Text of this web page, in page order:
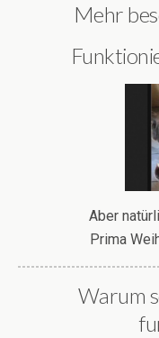
Mehr
Aber
Prima
Warum